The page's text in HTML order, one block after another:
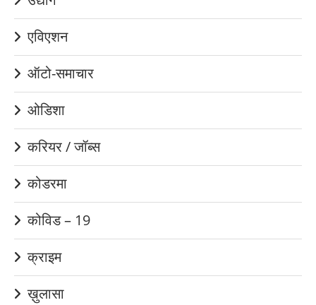
एविएशन
ऑटो-समाचार
ओडिशा
करियर / जॉब्स
कोडरमा
कोविड – 19
क्राइम
ख़ुलासा